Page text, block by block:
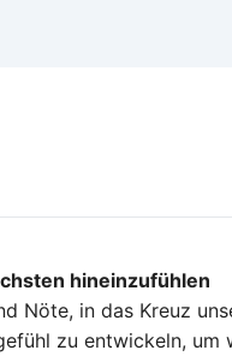
hineinzufühlen
Nöte, in das Kreuz
zu entwickeln, um